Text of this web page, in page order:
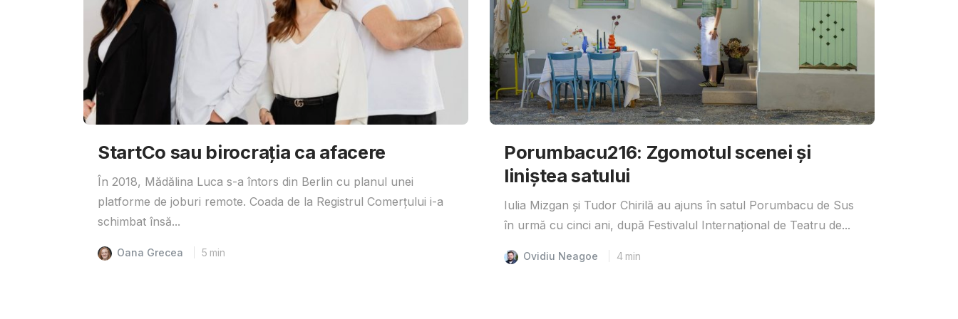
StartCo sau birocrația ca afacere
În 2018, Mădălina Luca s-a întors din Berlin cu planul unei
platforme de joburi remote. Coada de la Registrul Comerțului i-a
schimbat însă...
Oana Grecea 5 min
Porumbacu216: Zgomotul scenei și
liniștea satului
Iulia Mizgan și Tudor Chirilă au ajuns în satul Porumbacu de Sus
în urmă cu cinci ani, după Festivalul Internațional de Teatru de...
Ovidiu Neagoe 4 min